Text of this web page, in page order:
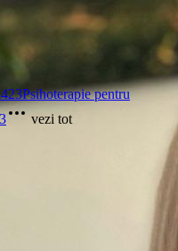
423Psihoterapie pentru
vezi tot